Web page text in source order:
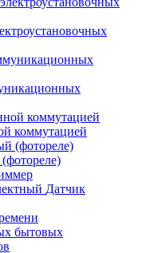
коммутацией
Датчик